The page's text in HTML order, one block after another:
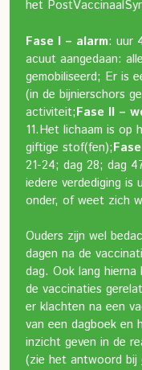
het
Fase I – alarm: uur
acuut aangedaan:
gemobiliseerd; Er is
(in de bijnierschors
activiteit;Fase II –
11.Het lichaam is op
giftige stof(fen);
21-24; dag 28; dag
iedere verdediging
onder, of weet zich
Ouders zijn wel
dagen na de
dag. Ook lang
de vaccinaties
er klachten na een
van een dagboek en
inzicht geven in de
(zie het antwoord bij